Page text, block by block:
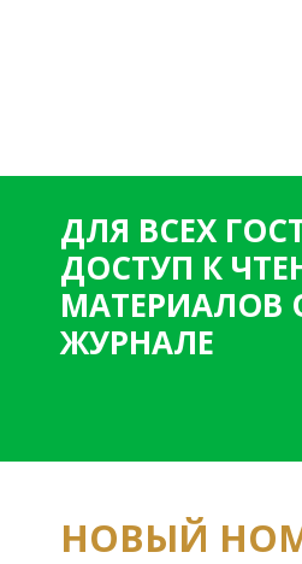
ДЛЯ ВСЕХ
ДОСТУП К
МАТЕРИАЛОВ
ЖУРНАЛЕ
НОВЫЙ